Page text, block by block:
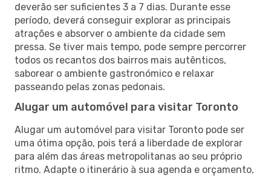
deverão ser suficientes 3 a 7 dias. Durante esse
período, deverá conseguir explorar as principais
atrações e absorver o ambiente da cidade sem
pressa. Se tiver mais tempo, pode sempre percorrer
todos os recantos dos bairros mais autênticos,
saborear o ambiente gastronómico e relaxar
passeando pelas zonas pedonais.
Alugar um automóvel para visitar Toronto
Alugar um automóvel para visitar Toronto pode ser
uma ótima opção, pois terá a liberdade de explorar
para além das áreas metropolitanas ao seu próprio
ritmo. Adapte o itinerário à sua agenda e orçamento,